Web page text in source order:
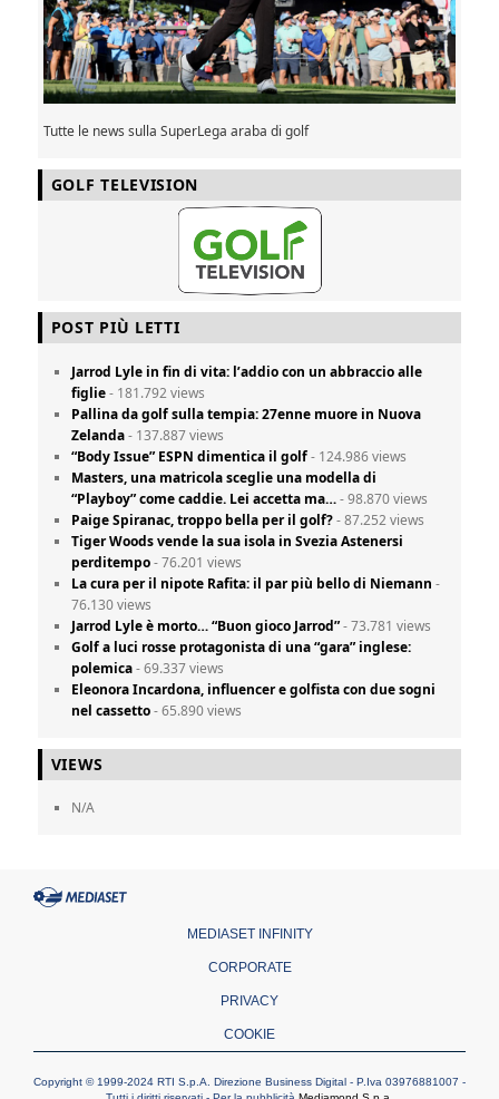
Tutte le news sulla SuperLega araba di golf
GOLF TELEVISION
POST PIÙ LETTI
Jarrod Lyle in fin di vita: l’addio con un abbraccio alle
figlie- 181.792 views
Pallina da golf sulla tempia: 27enne muore in Nuova
Zelanda- 137.887 views
“Body Issue” ESPN dimentica il golf- 124.986 views
Masters, una matricola sceglie una modella di
“Playboy” come caddie. Lei accetta ma…- 98.870 views
Paige Spiranac, troppo bella per il golf?- 87.252 views
Tiger Woods vende la sua isola in Svezia Astenersi
perditempo- 76.201 views
La cura per il nipote Rafita: il par più bello di Niemann -
76.130 views
Jarrod Lyle è morto… “Buon gioco Jarrod”- 73.781 views
Golf a luci rosse protagonista di una “gara” inglese:
polemica- 69.337 views
Eleonora Incardona, influencer e golfista con due sogni
nel cassetto- 65.890 views
VIEWS
N/A
MEDIASET INFINITY
CORPORATE
PRIVACY
COOKIE
Copyright © 1999-2024 RTI S.p.A. Direzione Business Digital - P.Iva 03976881007 -